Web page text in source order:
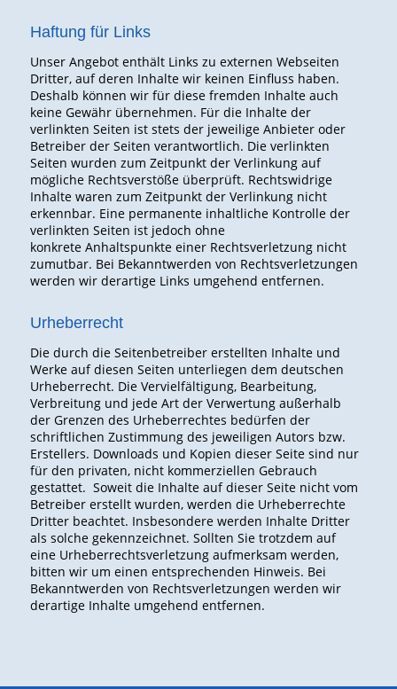
Haftung für Links
Unser Angebot enthält Links zu externen Webseiten
Dritter, auf deren Inhalte wir keinen Einfluss haben.
Deshalb können wir für diese fremden Inhalte auch
keine Gewähr übernehmen. Für die Inhalte der
verlinkten Seiten ist stets der jeweilige Anbieter oder
Betreiber der Seiten verantwortlich. Die verlinkten
Seiten wurden zum Zeitpunkt der Verlinkung auf
mögliche Rechtsverstöße überprüft. Rechtswidrige
Inhalte waren zum Zeitpunkt der Verlinkung nicht
erkennbar. Eine permanente inhaltliche Kontrolle der
verlinkten Seiten ist jedoch ohne
konkrete Anhaltspunkte einer Rechtsverletzung nicht
zumutbar. Bei Bekanntwerden von Rechtsverletzungen
werden wir derartige Links umgehend entfernen.
Urheberrecht
Die durch die Seitenbetreiber erstellten Inhalte und
Werke auf diesen Seiten unterliegen dem deutschen
Urheberrecht. Die Vervielfältigung, Bearbeitung,
Verbreitung und jede Art der Verwertung außerhalb
der Grenzen des Urheberrechtes bedürfen der
schriftlichen Zustimmung des jeweiligen Autors bzw.
Erstellers. Downloads und Kopien dieser Seite sind nur
für den privaten, nicht kommerziellen Gebrauch
gestattet. Soweit die Inhalte auf dieser Seite nicht vom
Betreiber erstellt wurden, werden die Urheberrechte
Dritter beachtet. Insbesondere werden Inhalte Dritter
als solche gekennzeichnet. Sollten Sie trotzdem auf
eine Urheberrechtsverletzung aufmerksam werden,
bitten wir um einen entsprechenden Hinweis. Bei
Bekanntwerden von Rechtsverletzungen werden wir
derartige Inhalte umgehend entfernen.